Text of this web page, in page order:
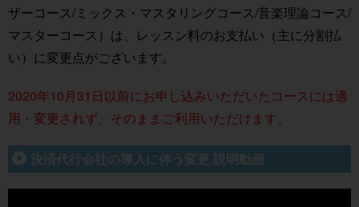
ザーコース/ミックス・マスタリングコース/音楽理論コース/
マスターコース）は、レッスン料のお支払い（主に分割払
い）に変更点がございます。
2020年10月31日以前にお申し込みいただいたコースには適
用・変更されず、そのままご利用いただけます。
決済代行会社の導入に伴う変更 説明動画